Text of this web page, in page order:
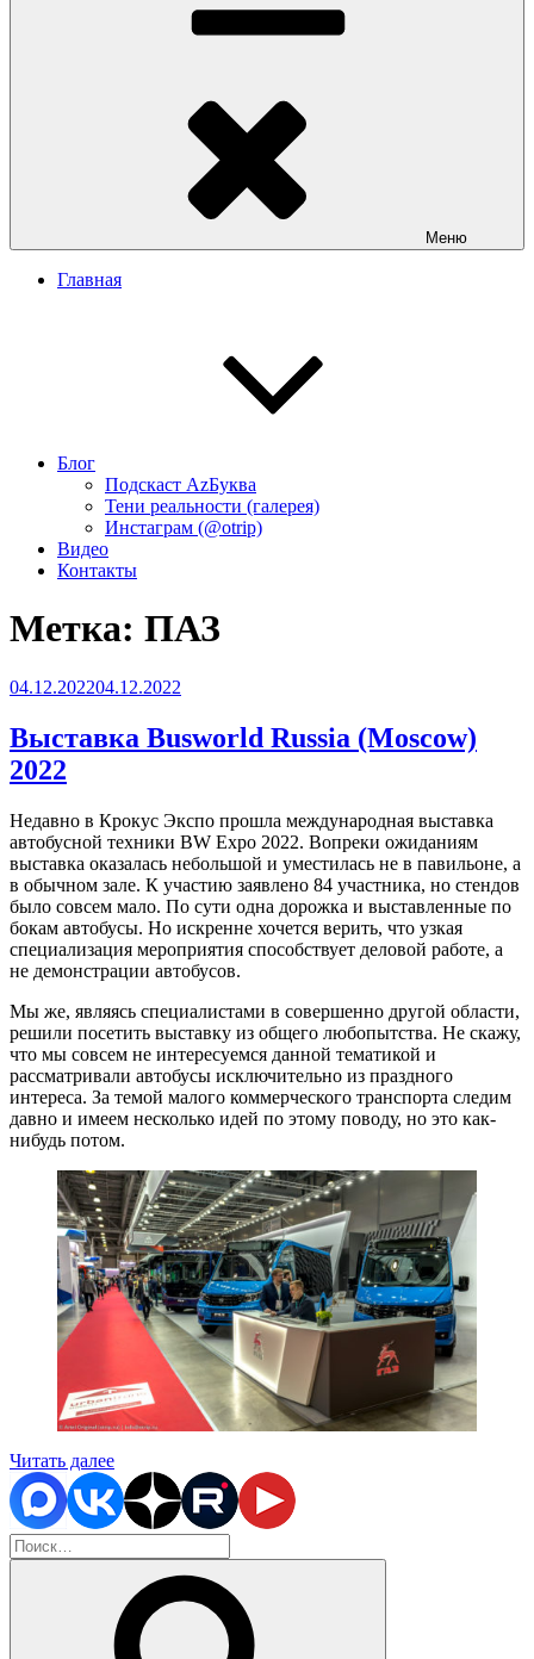
Меню
Главная
Блог
Подскаст АzБуква
Тени реальности (галерея)
Инстаграм (@otrip)
Видео
Контакты
Метка: ПАЗ
Опубликовано
04.12.202204.12.2022
Выставка Busworld Russia (Moscow)
2022
Недавно в Крокус Экспо прошла международная выставка
автобусной техники BW Expo 2022. Вопреки ожиданиям
выставка оказалась небольшой и уместилась не в павильоне, а
в обычном зале. К участию заявлено 84 участника, но стендов
было совсем мало. По сути одна дорожка и выставленные по
бокам автобусы. Но искренне хочется верить, что узкая
специализация мероприятия способствует деловой работе, а
не демонстрации автобусов.
Мы же, являясь специалистами в совершенно другой области,
решили посетить выставку из общего любопытства. Не скажу,
что мы совсем не интересуемся данной тематикой и
рассматривали автобусы исключительно из праздного
интереса. За темой малого коммерческого транспорта следим
давно и имеем несколько идей по этому поводу, но это как-
нибудь потом.
Читать далее«Выставка
Busworld
Russia
(Moscow)
Искать: